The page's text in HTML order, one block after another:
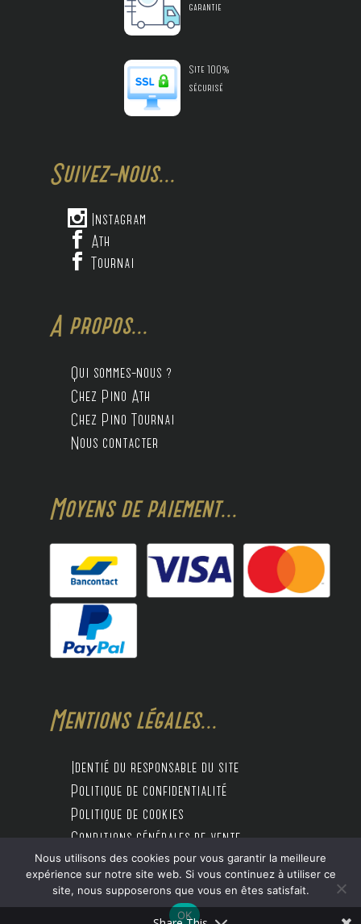
garantie
Site 100%
sécurisé
Suivez-nous...
 Instagram
 Ath
 Tournai
A propos...
Qui sommes-nous ?
Chez Pino Ath
Chez Pino Tournai
Nous contacter
Moyens de paiement...
Mentions légales...
Identié du responsable du site
Politique de confidentialité
Politique de cookies
Conditions générales de vente
Design by Digitalife
Nous utilisons des cookies pour vous garantir la meilleure
expérience sur notre site web. Si vous continuez à utiliser ce
site, nous supposerons que vous en êtes satisfait.
OK